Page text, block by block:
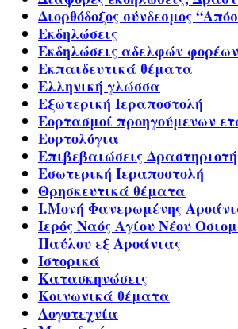
Διορθόδοξος σύνδεσμος
Εκδηλώσεις
Εκδηλώσεις αδελφών φορέων
Εκπαιδευτικά θέματα
Ελληνική γλώσσα
Εξωτερική Ιεραποστολή
Εορτασμοί προηγούμενων
Εορτολόγια
Επιβεβαιώσεις
Εσωτερική Ιεραποστολή
Θρησκευτικά θέματα
Ι.Μονή Φανερωμένης
Ιερός Ναός Αγίου Νέου
Παύλου εξ Αροάνιας
Ιστορικά
Κατασκηνώσεις
Κοινωνικά θέματα
Λογοτεχνία